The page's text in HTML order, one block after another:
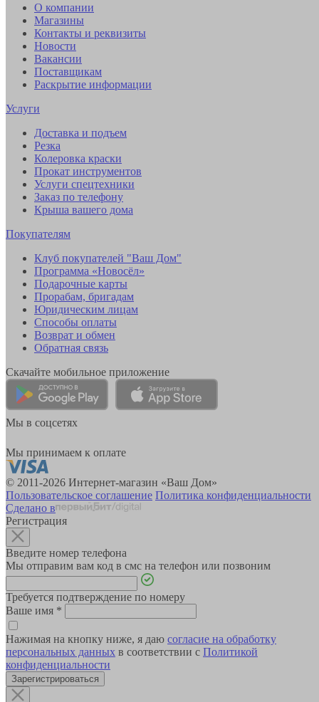
О компании
Магазины
Контакты и реквизиты
Новости
Вакансии
Поставщикам
Раскрытие информации
Услуги
Доставка и подъем
Резка
Колеровка краски
Прокат инструментов
Услуги спецтехники
Заказ по телефону
Крыша вашего дома
Покупателям
Клуб покупателей "Ваш Дом"
Программа «Новосёл»
Подарочные карты
Прорабам, бригадам
Юридическим лицам
Способы оплаты
Возврат и обмен
Обратная связь
Скачайте мобильное приложение
Мы в соцсетях
Мы принимаем к оплате
© 2011-2026 Интернет-магазин «Ваш Дом»
Пользовательское соглашение Политика конфиденциальности
Сделано в
Регистрация
Введите номер телефона
Мы отправим вам код в смс на телефон или позвоним
Требуется подтверждение по номеру
Ваше имя *
Нажимая на кнопку ниже, я даю согласие на обработку
персональных данных в соответствии с Политикой
конфиденциальности
Зарегистрироваться